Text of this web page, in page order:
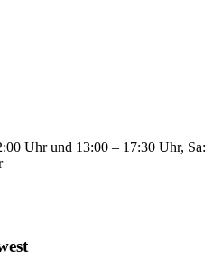
Uhr und 13:00 – 17:30 Uhr, Sa: